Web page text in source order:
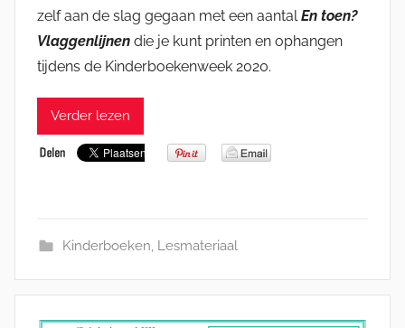
zelf aan de slag gegaan met een aantal En toen?
Vlaggenlijnen die je kunt printen en ophangen
tijdens de Kinderboekenweek 2020.
Verder lezen
Kinderboeken, Lesmateriaal